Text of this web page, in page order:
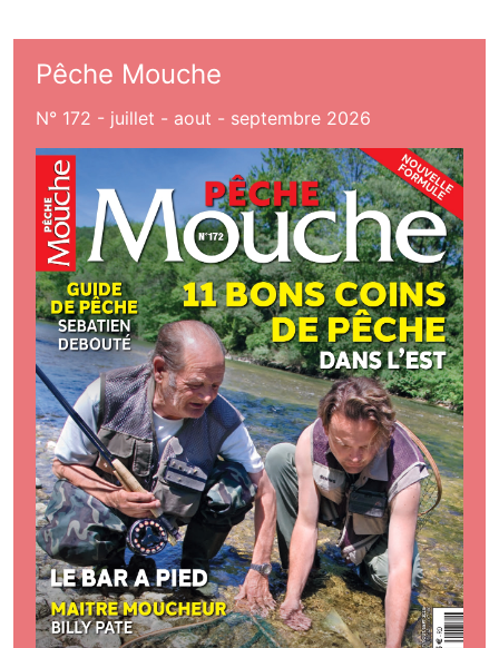
Pêche Mouche
N° 172 - juillet - aout - septembre 2026